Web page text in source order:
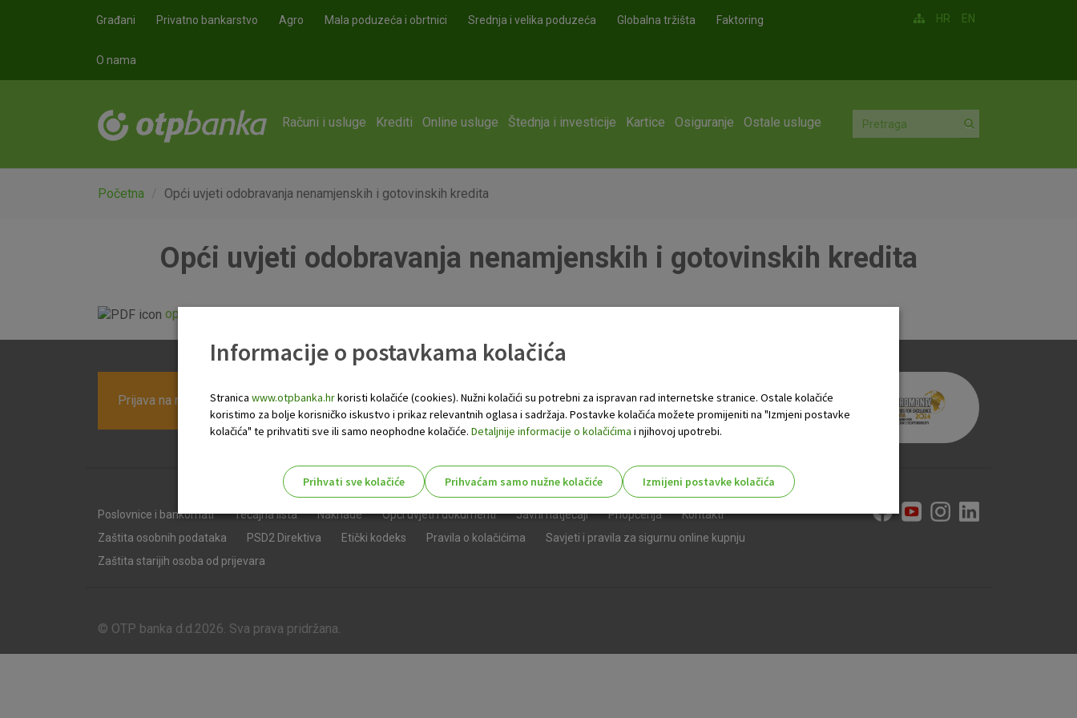
Građani Privatno bankarstvo Agro Mala poduzeća i obrtnici Srednja i velika poduzeća Globalna tržišta Faktoring
O nama
HR EN
Računi i usluge Krediti Online usluge Štednja i investicije Kartice Osiguranje Ostale usluge
Početna Opći uvjeti odobravanja nenamjenskih i gotovinskih kredita
Opći uvjeti odobravanja nenamjenskih i gotovinskih kredita
opci_uvjeti_odobravanja_gotovinskih_kredita_gradjanima_vazeci_od_04.01.2016._.pdf
Prijava na newsletter OTP banke
Poslovnice i bankomati Tečajna lista Naknade Opći uvjeti i dokumenti Javni natječaji Priopćenja
Kontakti
Zaštita osobnih podataka
PSD2 Direktiva Etički kodeks Pravila o kolačićima
Savjeti i pravila za sigurnu online kupnju
Zaštita starijih osoba od prijevara
© OTP banka d.d.2026. Sva prava pridržana.
Informacije o postavkama kolačića
Stranica www.otpbanka.hrkoristi kolačiće (cookies). Nužni kolačići su potrebni za ispravan rad internetske stranice. Ostale kolačiće
koristimo za bolje korisničko iskustvo i prikaz relevantnih oglasa i sadržaja. Postavke kolačića možete promijeniti na "Izmjeni postavke
kolačića" te prihvatiti sve ili samo neophodne kolačiće. Detaljnije informacije o kolačićima i njihovoj upotrebi.
Prihvati sve kolačiće Prihvaćam samo nužne kolačiće
Izmijeni postavke kolačića